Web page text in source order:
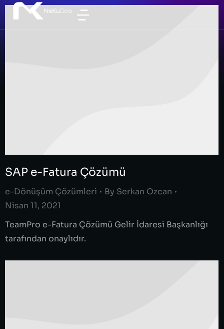
SAP e-Fatura Çözümü
e-Dönüşüm Çözümleri By Serkan Ozcan
Nisan 11, 2021
TeamPro e-Fatura Çözümü Gelir İdaresi Başkanlığı
tarafından onaylıdır.